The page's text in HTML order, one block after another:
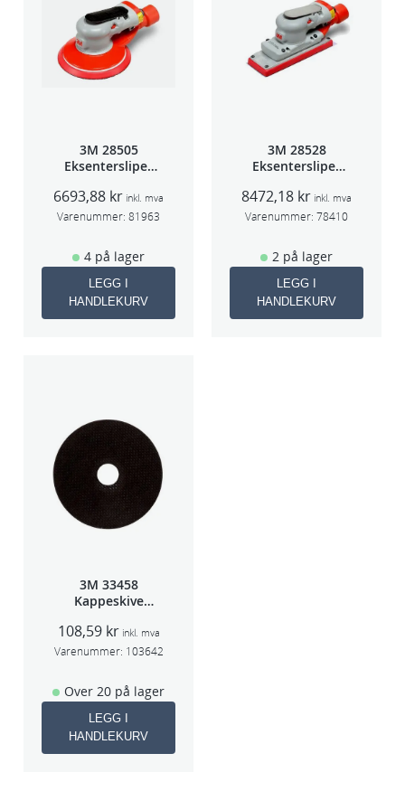
3M 28505
Eksentersliper
2,5mm slag
75mm
6693,88 kr inkl. mva
Varenummer: 81963
4 på lager
LEGG I
HANDLEKURV
3M 28528
Eksentersliper
3mm slag
70×198
8472,18 kr inkl. mva
Varenummer: 78410
2 på lager
LEGG I
HANDLEKURV
3M 33458
Kappeskive
5stk/pk pris/stk
108,59 kr inkl. mva
Varenummer: 103642
Over 20 på lager
LEGG I
HANDLEKURV